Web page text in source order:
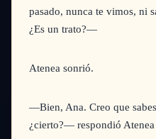
pasado, nunca te vimos, ni
¿Es un trato?—
Atenea sonrió.
—Bien, Ana. Creo que
¿cierto?— respondió